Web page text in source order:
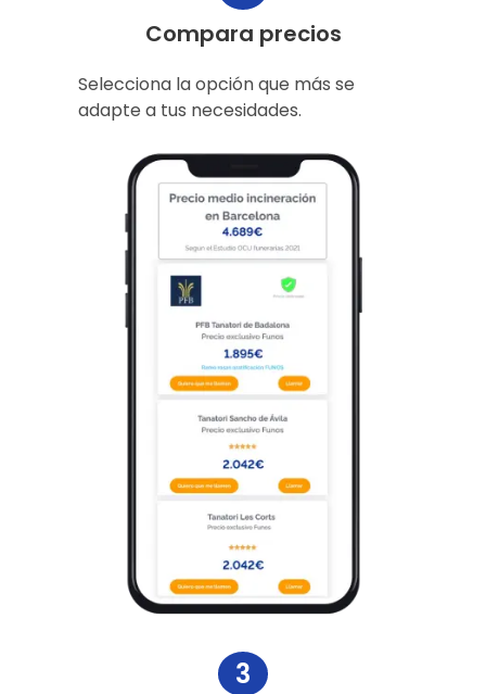
Compara precios
Selecciona la opción que más se
adapte a tus necesidades.
3